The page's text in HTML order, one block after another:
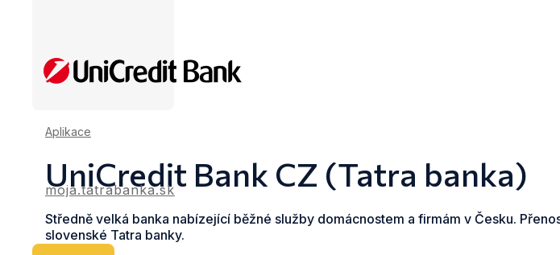
Aplikace
UniCredit Bank CZ (Tatra banka)
moja.tatrabanka.sk
Středně velká banka nabízející běžné služby domácnostem a firmám v Česku.
slovenské Tatra banky.